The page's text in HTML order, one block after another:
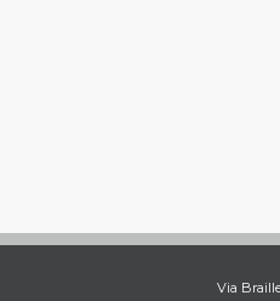
Via